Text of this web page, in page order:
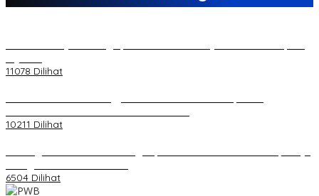
11078 Dilihat
10211 Dilihat
6504 Dilihat